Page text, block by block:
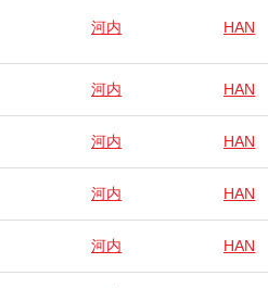
河内 HAN
河内 HAN
河内 HAN
河内 HAN
河内 HAN